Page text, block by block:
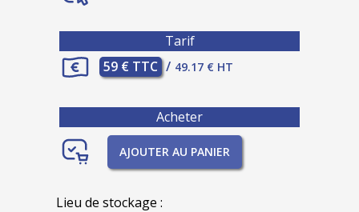
Tarif
59 € TTC / 49.17 € HT
Acheter
AJOUTER AU PANIER
Lieu de stockage :